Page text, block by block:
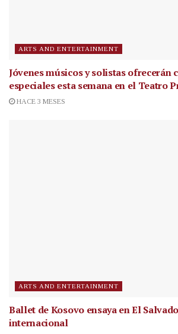
ARTS AND ENTERTAINMENT
Jóvenes músicos y solistas ofrecerán
especiales esta semana en el Teatro
HACE 3 MESES
ARTS AND ENTERTAINMENT
Ballet de Kosovo ensaya en El
internacional